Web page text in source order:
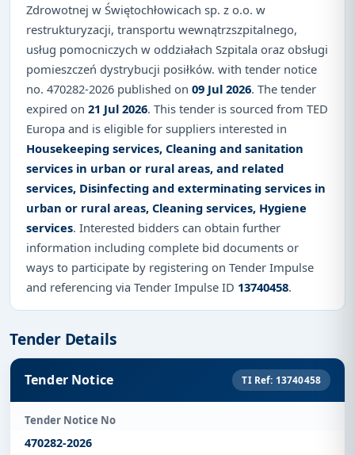
Zdrowotnej w Świętochłowicach sp. z o.o. w
restrukturyzacji, transportu wewnątrzszpitalnego,
usług pomocniczych w oddziałach Szpitala oraz obsługi
pomieszczeń dystrybucji posiłków. with tender notice
no. 470282-2026 published on 09 Jul 2026. The tender
expired on 21 Jul 2026. This tender is sourced from TED
Europa and is eligible for suppliers interested in
Housekeeping services, Cleaning and sanitation
services in urban or rural areas, and related
services, Disinfecting and exterminating services in
urban or rural areas, Cleaning services, Hygiene
services. Interested bidders can obtain further
information including complete bid documents or
ways to participate by registering on Tender Impulse
and referencing via Tender Impulse ID 13740458.
Tender Details
Tender Notice TI Ref: 13740458
Tender Notice No
470282-2026